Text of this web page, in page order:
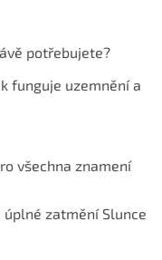
potřebujete?
funguje uzemnění a
všechna znamení
zatmění Slunce